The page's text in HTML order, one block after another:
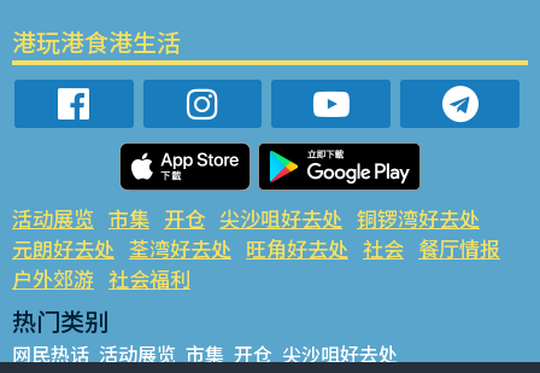
港玩港食港生活
活动展览 市集 开仓 尖沙咀好去处 铜锣湾好去处
元朗好去处 荃湾好去处 旺角好去处 社会 餐厅情报
户外郊游 社会福利
热门类别
网民热话 活动展览 市集 开仓 尖沙咀好去处